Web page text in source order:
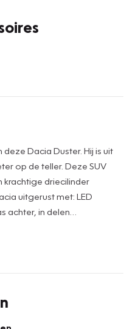
Dacia Duster. Hij is uit
op de teller. Deze SUV
driecilinder
uitgerust met: LED
achter, in delen
zien hoeveel ruimte u nog